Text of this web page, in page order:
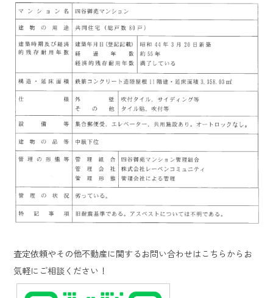
査定依頼やその他不動産に関するお問い合わせはこちらからお
気軽にご相談ください！